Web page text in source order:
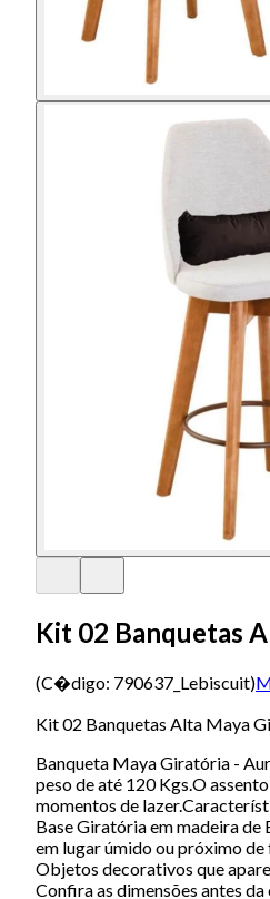
Kit 02 Banquetas
(C�digo: 790637_Lebiscuit)
Kit 02 Banquetas Alta Maya
Banqueta Maya Giratória -
peso de até 120 Kgs.O
momentos de
Base Giratória em madeira
em lugar úmido ou próximo
Objetos decorativos que
Confira as dimensões antes